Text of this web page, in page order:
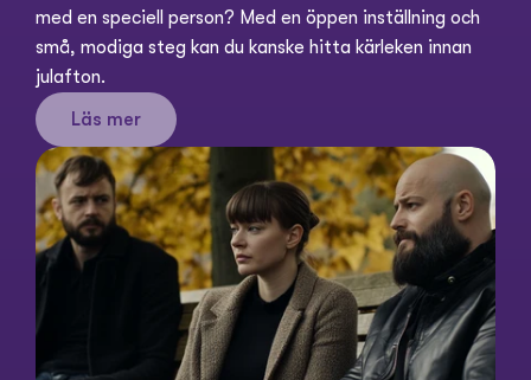
med en speciell person? Med en öppen inställning och
små, modiga steg kan du kanske hitta kärleken innan
julafton.
Läs mer